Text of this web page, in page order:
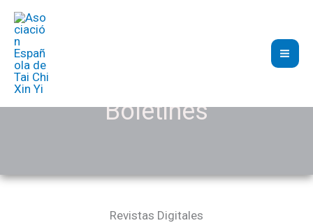
contenido
Boletines
Revistas Digitales